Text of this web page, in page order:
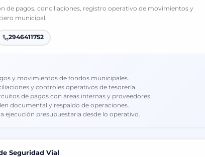
de pagos, conciliaciones, registro operativo de movimientos y
municipal.
2946411752
y movimientos de fondos municipales.
y controles operativos de tesorería.
de pagos con áreas internas y proveedores.
documental y respaldo de operaciones.
ejecución presupuestaria desde lo operativo.
Seguridad Vial